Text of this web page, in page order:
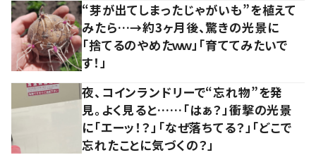
“芽が出てしまったじゃがいも”を植えて
みたら…→約3ヶ月後、驚きの光景に
「捨てるのやめたｗｗ」「育ててみたいで
す！」
夜、コインランドリーで“忘れ物”を発
見。よく見ると……「はぁ？」衝撃の光景
に「エーッ！？」「なぜ落ちてる？」「どこで
忘れたことに気づくの？」